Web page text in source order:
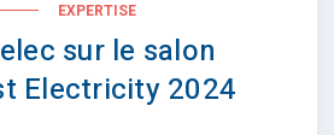
EXPERTISE
sur le salon
Electricity 2024